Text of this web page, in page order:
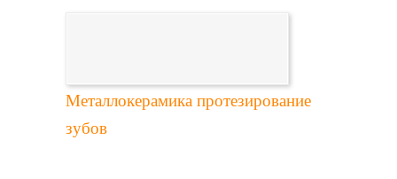
Металлокерамика протезирование
зубов